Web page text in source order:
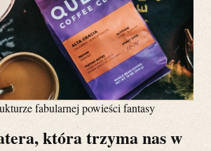
fabularnej powieści fantasy
która trzyma nas w